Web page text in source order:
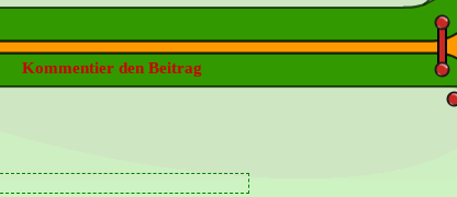
Kommentier den Beitrag